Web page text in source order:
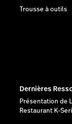
Trousse à outils
Dernières
Présentation de
Restaurant K-